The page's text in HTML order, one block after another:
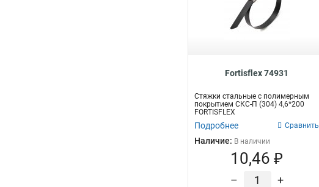
Fortisflex 74931
Стяжки стальные с полимерным
покрытием СКС-П (304) 4,6*200
FORTISFLEX
Подробнее Сравнить
Наличие: В наличии
10,46 ₽
– +